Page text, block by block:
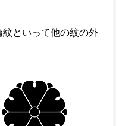
といって他の紋の外